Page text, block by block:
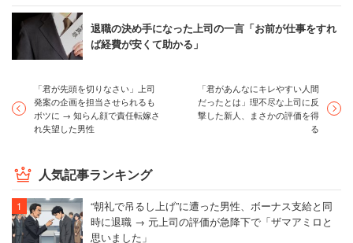
退職の決め手になった上司の一言「お前が仕事をすれ
ば経費が安くて助かる」
「君が先頭を切りなさい」上司
発案の企画を担当させられるも
ボツに → 知らん顔で責任転嫁さ
れ失望した男性
「君があんなにキレやすい人間
だったとは」理不尽な上司に反
撃した新人、まさかの評価を得
る
人気記事ランキング
“朝礼で吊るし上げ”に遭った男性、ボーナス支給と同
時に退職 → 元上司の評価が急降下で「ザマアミロと
思いました」